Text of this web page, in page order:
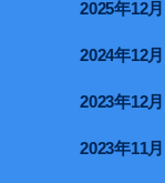
2025年12月
2024年12月
2023年12月
2023年11月